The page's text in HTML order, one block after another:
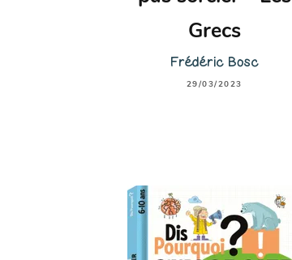
Grecs
Frédéric Bosc
29/03/2023